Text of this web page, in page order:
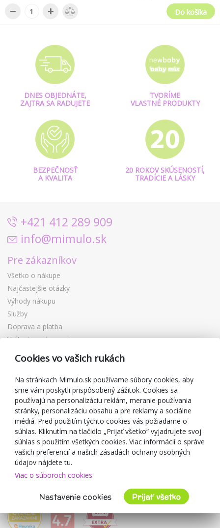
− + Do košíka
DNES OBJEDNÁTE,
ZAJTRA SA RADUJETE
TVORÍME
VLASTNÉ PRODUKTY
BEZPEČNOSŤ
A KVALITA
20 ROKOV SKÚSENOSTÍ,
TRADÍCIE A LÁSKY
+421 412 289 909
info@mimulo.sk
Pre zákazníkov
Všetko o nákupe
Najčastejšie otázky
Výhody nákupu
Služby
Doprava a platba
Vrátenie a výmena tovaru
Reklamácia
Darčekové poukážky
Zľavové kupóny
Blog
O predajcovi
Mimulo.sk
Obchodné podmienky
Ochrana osobných údajov GDPR
Kontakty
Spolupracujeme
Cookies vo vašich rukách
Na stránkach Mimulo.sk používame súbory cookies, aby
sme vám poskytli prispôsobený zážitok. Cookies sa
používajú na personalizáciu reklám, meranie používania
stránky, personalizáciu obsahu a pre reklamy a sociálne
médiá. Pred použitím týchto cookies vás požiadame o
súhlas. Kliknutím na tlačidlo „Prijať všetko“ vyjadrujete svoj
súhlas s použitím všetkých cookies. Viac informácií o správe
vašich preferencií a našich zásadách ochrany osobných
údajov nájdete tu.
Viac o súboroch cookies
Nastavenie cookies Prijať všetko